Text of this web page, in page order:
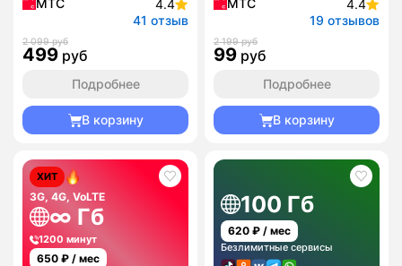
4.4
41 отзыв
2 099 руб
499 руб
Подробнее
В корзину
4.4
19 отзывов
2 199 руб
99 руб
Подробнее
В корзину
ХИТ
3G, 4G, VoLTE
∞ Гб
1200 минут
650 ₽ / мес
100 Гб
620 ₽ / мес
Безлимитные сервисы